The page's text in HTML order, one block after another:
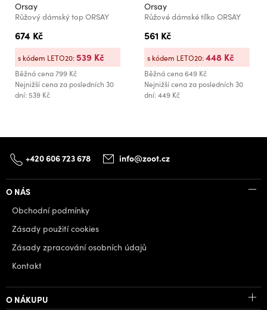
Orsay
Růžový dámský top ORSAY
674 Kč
Běžná cena799 Kč
Nejnižší cena za posledních 30
dní: 539 Kč
s kódem LETO20:539 Kč
Orsay
Růžové dámské tílko ORSAY
561 Kč
Běžná cena649 Kč
Nejnižší cena za posledních 30
dní: 449 Kč
s kódem LETO20:448 Kč
+420 606 723 678 info@zoot.cz
O NÁS
Obchodní podmínky
Zásady použití cookies
Zásady zpracování osobních údajů
Kontakt
O NÁKUPU